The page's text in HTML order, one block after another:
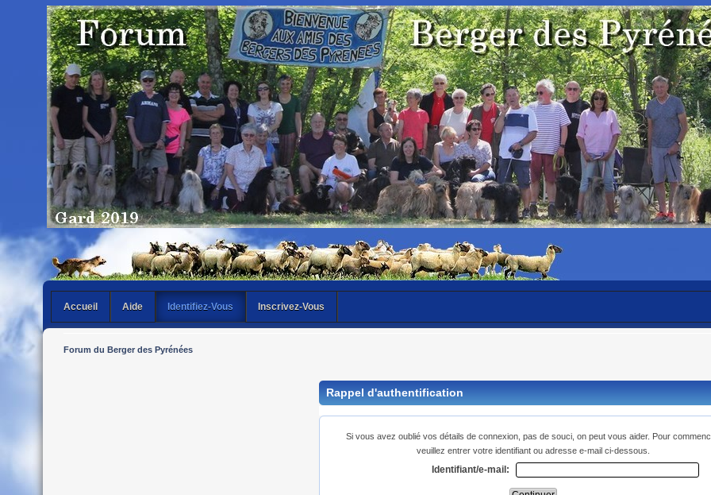
Accueil Aide Identifiez-Vous Inscrivez-Vous
Forum du Berger des Pyrénées
Rappel d'authentification
Si vous avez oublié vos détails de connexion, pas de souci, on peut vous aider. Pour
veuillez entrer votre identifiant ou adresse e-mail ci-dessous.
Identifiant/e-mail: